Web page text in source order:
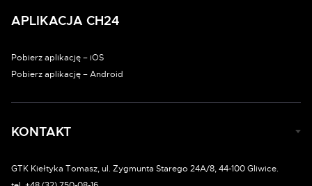
APLIKACJA CH24
Pobierz aplikację – iOS
Pobierz aplikację – Android
KONTAKT
GTK Kiełtyka Tomasz, ul. Zygmunta Starego 24A/8, 44-100 Gliwice.